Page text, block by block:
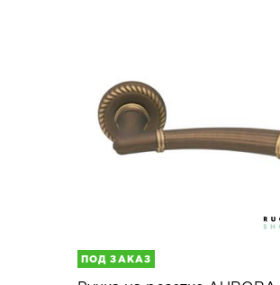
ПОД ЗАКАЗ